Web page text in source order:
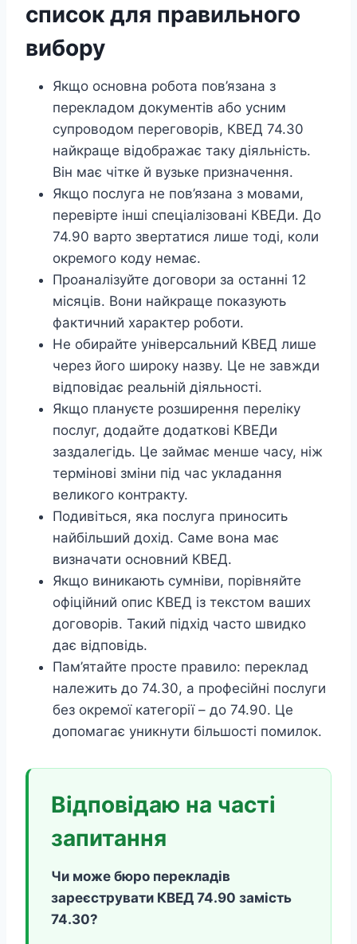
список для правильного
вибору
Якщо основна робота пов’язана з
перекладом документів або усним
супроводом переговорів, КВЕД 74.30
найкраще відображає таку діяльність.
Він має чітке й вузьке призначення.
Якщо послуга не пов’язана з мовами,
перевірте інші спеціалізовані КВЕДи. До
74.90 варто звертатися лише тоді, коли
окремого коду немає.
Проаналізуйте договори за останні 12
місяців. Вони найкраще показують
фактичний характер роботи.
Не обирайте універсальний КВЕД лише
через його широку назву. Це не завжди
відповідає реальній діяльності.
Якщо плануєте розширення переліку
послуг, додайте додаткові КВЕДи
заздалегідь. Це займає менше часу, ніж
термінові зміни під час укладання
великого контракту.
Подивіться, яка послуга приносить
найбільший дохід. Саме вона має
визначати основний КВЕД.
Якщо виникають сумніви, порівняйте
офіційний опис КВЕД із текстом ваших
договорів. Такий підхід часто швидко
дає відповідь.
Пам’ятайте просте правило: переклад
належить до 74.30, а професійні послуги
без окремої категорії – до 74.90. Це
допомагає уникнути більшості помилок.
Відповідаю на часті
запитання
Чи може бюро перекладів
зареєструвати КВЕД 74.90 замість
74.30?